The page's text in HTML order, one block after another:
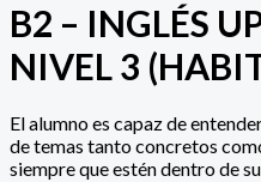
B2 – INGLÉS
NIVEL 3
El alumno es capaz de
de temas tanto concretos
siempre que estén dentro de